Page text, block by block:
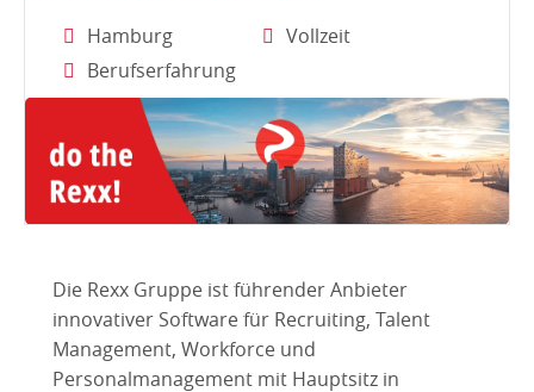
Hamburg
Berufserfahrung
Vollzeit
Die Rexx Gruppe ist führender Anbieter
innovativer Software für Recruiting, Talent
Management, Workforce und
Personalmanagement mit Hauptsitz in